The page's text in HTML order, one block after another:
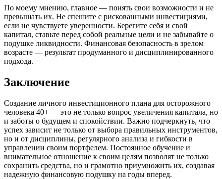
По моему мнению, главное — понять свои возможности и не
превышать их. Не спешите с рискованными инвестициями,
если не чувствуете уверенности. Берегите себя и свой
капитал, ставьте перед собой реальные цели и не забывайте о
подушке ликвидности. Финансовая безопасность в зрелом
возрасте — результат продуманного и дисциплинированного
подхода.
Заключение
Создание личного инвестиционного плана для осторожного
человека 40+ — это не только вопрос увеличения капитала, но
и заботы о будущем и спокойствии. Важно подчеркнуть, что
успех зависит не только от выбора правильных инструментов,
но и от дисциплины, регулярного анализа и гибкости в
управлении своим портфелем. Постоянное обучение и
внимательное отношение к своим целям позволят не только
сохранить средства, но и грамотно приумножить их, создавая
надежную финансовую подушку на годы вперед.